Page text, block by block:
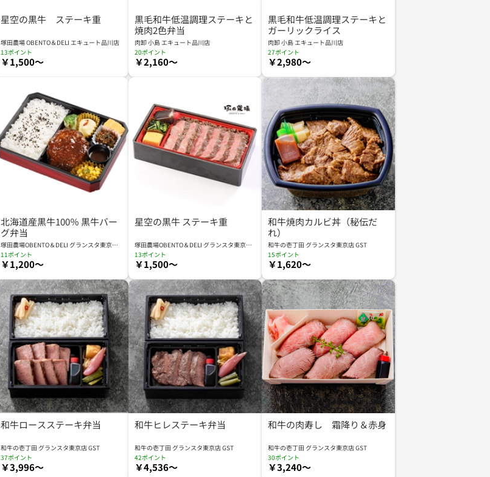
星空の黒牛 ステーキ重
塚田農場 OBENTO＆DELI エキュート品川店
13ポイント
￥1,500～
黒毛和牛低温調理ステーキと
焼肉2色弁当
肉卸 小島 エキュート品川店
20ポイント
￥2,160～
黒毛和牛低温調理ステーキと
ガーリックライス
肉卸 小島 エキュート品川店
27ポイント
￥2,980～
北海道産黒牛100％ 黒牛バー
グ弁当
塚田農場OBENTO＆DELI グランスタ東京京
葉ストリート店 KYS
11ポイント
￥1,200～
星空の黒牛 ステーキ重
塚田農場OBENTO＆DELI グランスタ東京京
葉ストリート店 KYS
13ポイント
￥1,500～
和牛焼肉カルビ丼（秘伝だ
れ）
和牛の壱丁田 グランスタ東京店 GST
15ポイント
￥1,620～
和牛ロースステーキ弁当
和牛の壱丁田 グランスタ東京店 GST
37ポイント
￥3,996～
和牛ヒレステーキ弁当
和牛の壱丁田 グランスタ東京店 GST
42ポイント
￥4,536～
和牛の肉寿し 霜降り＆赤身
和牛の壱丁田 グランスタ東京店 GST
30ポイント
￥3,240～